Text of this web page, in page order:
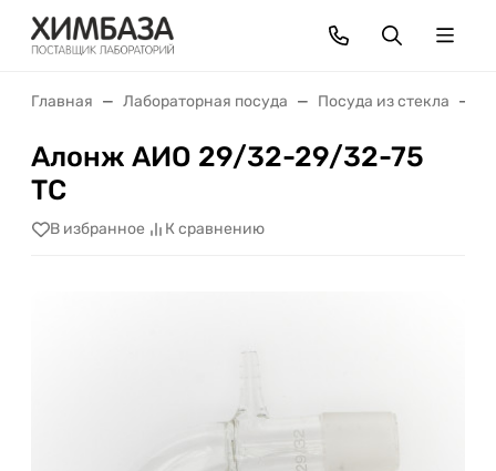
Главная Лабораторная посуда Посуда из стекла
Алонж АИО 29/32-29/32-75
ТС
В избранное К сравнению